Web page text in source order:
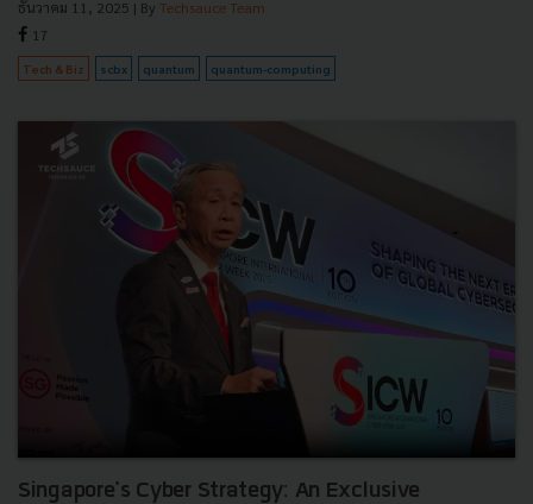
ธันวาคม 11, 2025 | By Techsauce Team
17
Tech & Biz scbx quantum quantum-computing
Singapore's Cyber Strategy: An Exclusive